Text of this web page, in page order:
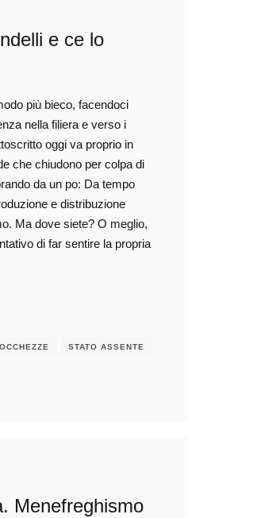
e ce lo
più bieco, facendoci
nella filiera e verso i
oggi va proprio in
che chiudono per colpa di
da un po: Da tempo
e distribuzione
Ma dove siete? O meglio,
di far sentire la propria
STATO ASSENTE
Menefreghismo